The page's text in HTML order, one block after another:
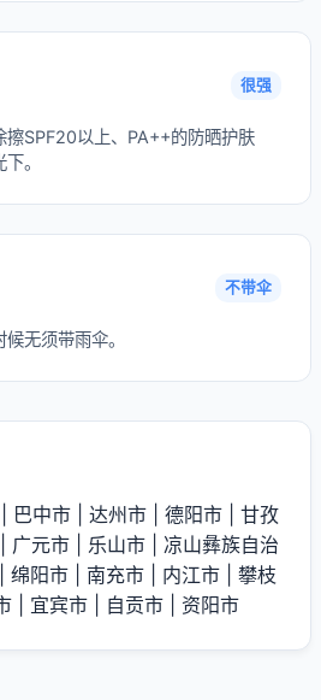
很强
擦SPF20以上、PA++的防晒护肤
。
不带伞
无须带雨伞。
巴中市 达州市 德阳市
甘孜
广元市 乐山市
凉山彝族自治
绵阳市 南充市 内江市
攀枝
宜宾市 自贡市 资阳市